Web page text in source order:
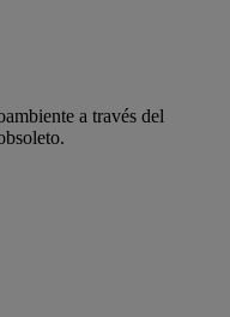
a través del